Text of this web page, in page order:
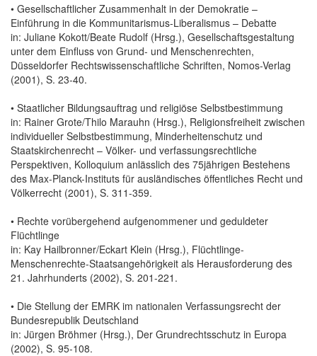
• Gesellschaftlicher Zusammenhalt in der Demokratie –
Einführung in die Kommunitarismus-Liberalismus – Debatte
in: Juliane Kokott/Beate Rudolf (Hrsg.), Gesellschaftsgestaltung
unter dem Einfluss von Grund- und Menschenrechten,
Düsseldorfer Rechtswissenschaftliche Schriften, Nomos-Verlag
(2001), S. 23-40.
• Staatlicher Bildungsauftrag und religiöse Selbstbestimmung
in: Rainer Grote/Thilo Marauhn (Hrsg.), Religionsfreiheit zwischen
individueller Selbstbestimmung, Minderheitenschutz und
Staatskirchenrecht – Völker- und verfassungsrechtliche
Perspektiven, Kolloquium anlässlich des 75jährigen Bestehens
des Max-Planck-Instituts für ausländisches öffentliches Recht und
Völkerrecht (2001), S. 311-359.
• Rechte vorübergehend aufgenommener und geduldeter
Flüchtlinge
in: Kay Hailbronner/Eckart Klein (Hrsg.), Flüchtlinge-
Menschenrechte-Staatsangehörigkeit als Herausforderung des
21. Jahrhunderts (2002), S. 201-221.
• Die Stellung der EMRK im nationalen Verfassungsrecht der
Bundesrepublik Deutschland
in: Jürgen Bröhmer (Hrsg.), Der Grundrechtsschutz in Europa
(2002), S. 95-108.